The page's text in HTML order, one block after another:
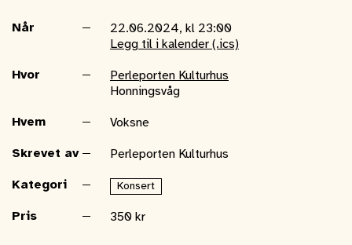
Når
22.06.2024, kl 23:00
Legg til i kalender (.ics)
Hvor
Perleporten Kulturhus
Honningsvåg
Hvem Voksne
Skrevet av Perleporten Kulturhus
Kategori Konsert
Pris 350 kr